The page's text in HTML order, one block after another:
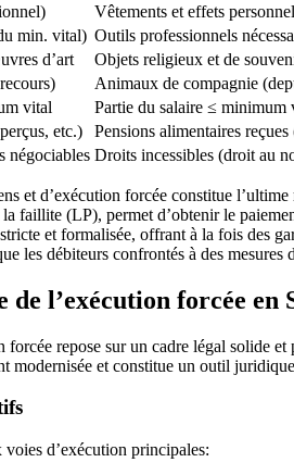
Vêtements et effets
min. vital) Outils professionnels
d’art
Objets religieux et de
Animaux de compagnie
vital
Partie du salaire ≤
etc.)
Pensions alimentaires
négociables Droits incessibles (droit au
et d’exécution forcée constitue
faillite (LP), permet d’obtenir le
et formalisée, offrant à la fois des
les débiteurs confrontés à des
l’exécution forcée en
forcée repose sur un cadre légal solide
modernisée et constitue un outil
d’exécution principales: